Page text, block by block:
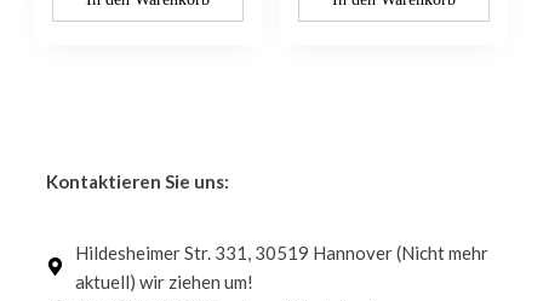
Kontaktieren Sie uns:
Hildesheimer Str. 331, 30519 Hannover (Nicht mehr
aktuell) wir ziehen um!